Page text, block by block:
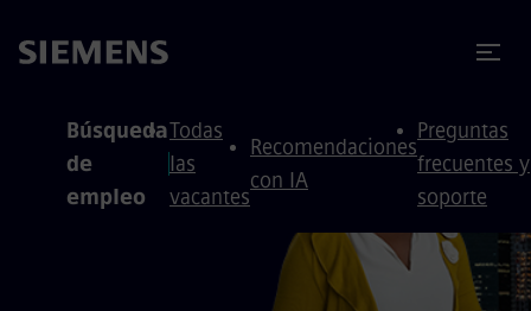
Búsqueda
de
empleo
Todas
las
vacantes
Recomendaciones
con IA
Preguntas
frecuentes y
soporte